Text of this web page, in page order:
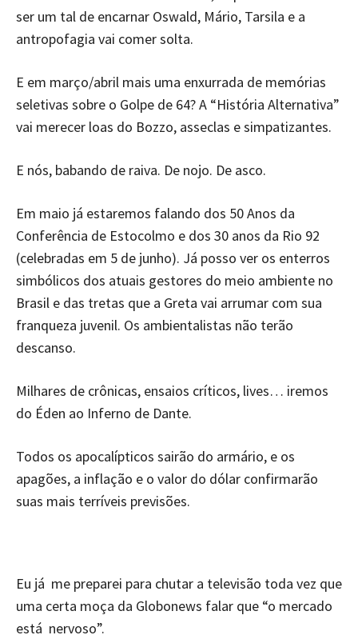
ser um tal de encarnar Oswald, Mário, Tarsila e a
antropofagia vai comer solta.
E em março/abril mais uma enxurrada de memórias
seletivas sobre o Golpe de 64? A “História Alternativa”
vai merecer loas do Bozzo, asseclas e simpatizantes.
E nós, babando de raiva. De nojo. De asco.
Em maio já estaremos falando dos 50 Anos da
Conferência de Estocolmo e dos 30 anos da Rio 92
(celebradas em 5 de junho). Já posso ver os enterros
simbólicos dos atuais gestores do meio ambiente no
Brasil e das tretas que a Greta vai arrumar com sua
franqueza juvenil. Os ambientalistas não terão
descanso.
Milhares de crônicas, ensaios críticos, lives… iremos
do Éden ao Inferno de Dante.
Todos os apocalípticos sairão do armário, e os
apagões, a inflação e o valor do dólar confirmarão
suas mais terríveis previsões.
Eu já me preparei para chutar a televisão toda vez que
uma certa moça da Globonews falar que “o mercado
está nervoso”.